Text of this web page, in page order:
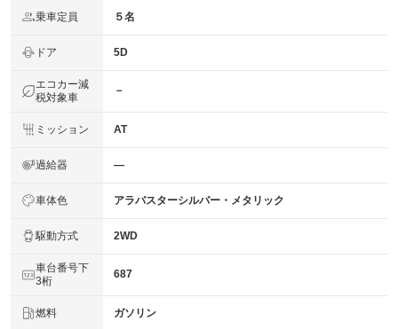
乗車定員 ５名
ドア 5D
エコカー減
税対象車
－
ミッション AT
過給器 ―
車体色 アラバスターシルバー・メタリック
駆動方式 2WD
車台番号下
3桁
687
燃料 ガソリン